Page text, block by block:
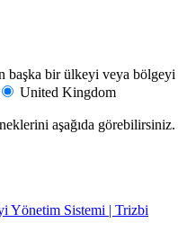
başka bir ülkeyi veya bölgeyi
United Kingdom
aşağıda görebilirsiniz.